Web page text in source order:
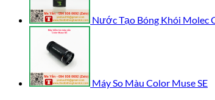
Nước Tạo Bóng Khói Molec
Máy So Màu Color Muse SE